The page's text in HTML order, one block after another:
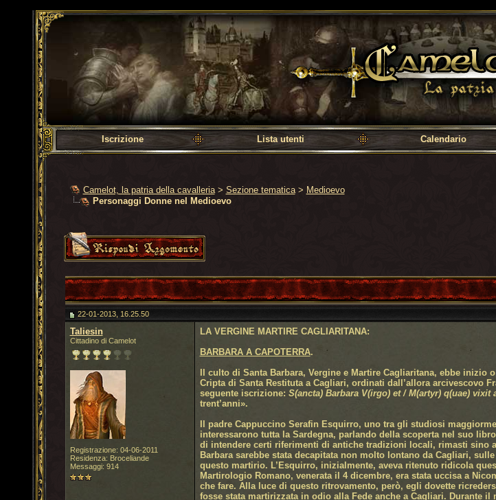
Camelot, la patria della cavalleria
Iscrizione Lista utenti Calendario
Camelot, la patria della cavalleria > Sezione tematica > Medioevo
Personaggi Donne nel Medioevo
22-01-2013, 16.25.50
Taliesin
Cittadino di Camelot
Registrazione: 04-06-2011
Residenza: Broceliande
Messaggi: 914
LA VERGINE MARTIRE CAGLIARITANA:
BARBARA A CAPOTERRA.
Il culto di Santa Barbara, Vergine e Martire Cagliaritana, ebbe
Cripta di Santa Restituta a Cagliari, ordinati dall’allora arcivescovo
seguente iscrizione: S(ancta) Barbara V(irgo) et / M(artyr) q(uae) vixit
trent’anni».
Il padre Cappuccino Serafin Esquirro, uno tra gli studiosi
interessarono tutta la Sardegna, parlando della scoperta nel suo libro
di intendere certi riferimenti di antiche tradizioni locali, rimasti sino
Barbara sarebbe stata decapitata non molto lontano da Cagliari,
questo martirio. L’Esquirro, inizialmente, aveva ritenuto ridicola
Martirologio Romano, venerata il 4 dicembre, era stata uccisa a
che fare. Alla luce di questo ritrovamento, però, egli dovette
fosse stata martirizzata in odio alla Fede anche a Cagliari. Durante